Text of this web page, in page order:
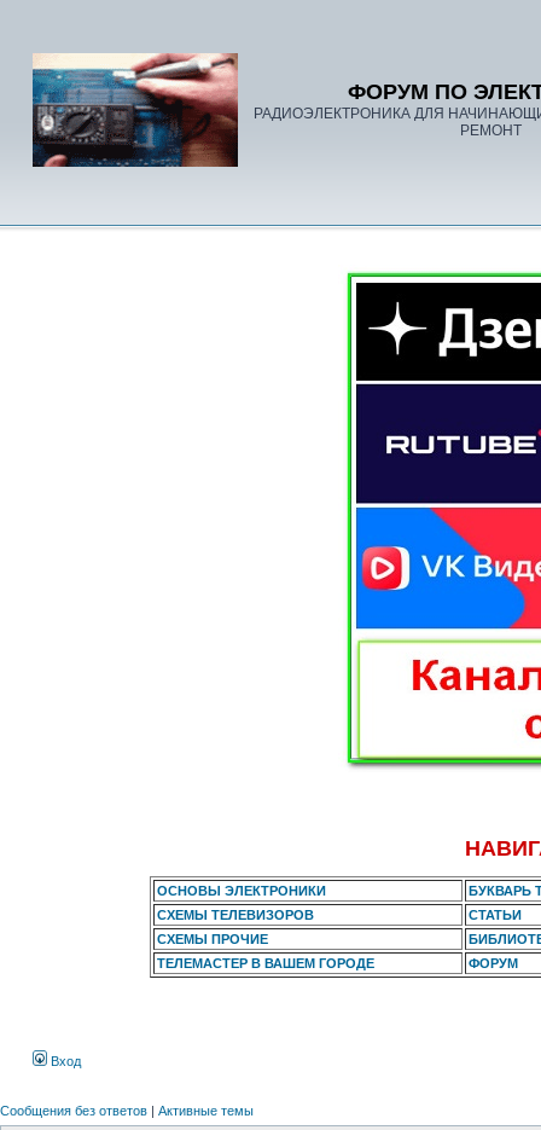
ФОРУМ ПО
РАДИОЭЛЕКТРОНИКА ДЛЯ
РЕМОНТ
ОСНОВЫ ЭЛЕКТРОНИКИ
БУКВАРЬ
СХЕМЫ ТЕЛЕВИЗОРОВ
СТАТЬИ
СХЕМЫ ПРОЧИЕ
ТЕЛЕМАСТЕР В ВАШЕМ ГОРОДЕ
ФОРУМ
Вход
Сообщения без ответов | Активные темы